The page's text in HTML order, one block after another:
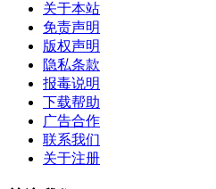
关于本站
免责声明
版权声明
隐私条款
报毒说明
下载帮助
广告合作
联系我们
关于注册